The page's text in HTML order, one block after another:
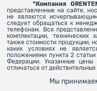
" Компания
представленные на сайте,
не являются
следует обращаться к
телефонам. Вся
комплектации, технических
также стоимости продукции,
каких условиях не
положениями пункта 2
Федерации. Указанные
отличаться от действительных
Мы